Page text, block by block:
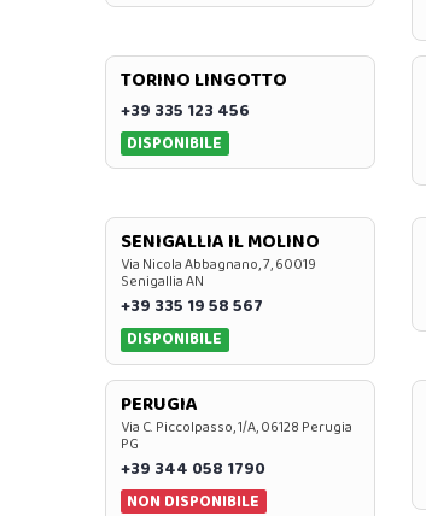
TORINO LINGOTTO
+39 335 123 456
DISPONIBILE
SENIGALLIA IL MOLINO
Via Nicola Abbagnano, 7, 60019
Senigallia AN
+39 335 19 58 567
DISPONIBILE
PERUGIA
Via C. Piccolpasso, 1/A, 06128 Perugia
PG
+39 344 058 1790
NON DISPONIBILE